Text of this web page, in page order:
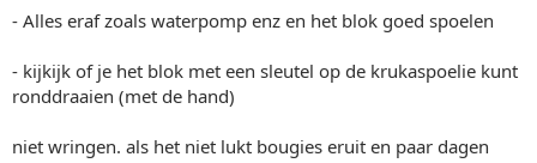
- Alles eraf zoals waterpomp enz en het blok goed spoelen
- kijkijk of je het blok met een sleutel op de krukaspoelie kunt
ronddraaien (met de hand)
niet wringen. als het niet lukt bougies eruit en paar dagen